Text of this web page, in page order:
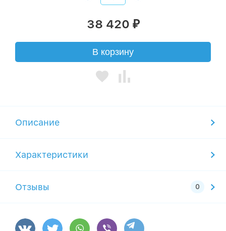
38 420 ₽
В корзину
Описание
Характеристики
Отзывы